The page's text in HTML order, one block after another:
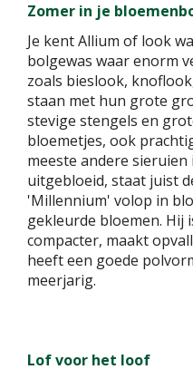
Zomer in je
Je kent Allium of look
bolgewas waar enorm
zoals bieslook,
staan met hun grote
stevige stengels en
bloemetjes, ook
meeste andere
uitgebloeid, staat juist
'Millennium' volop in
gekleurde bloemen. Hij
compacter, maakt
heeft een goede
meerjarig.
Lof voor het loof